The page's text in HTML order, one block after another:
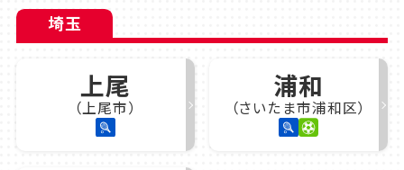
埼玉
上尾
（上尾市）
浦和
（さいたま市浦和区）